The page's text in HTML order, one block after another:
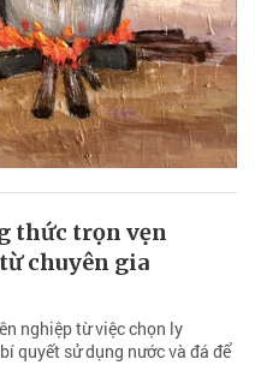
thức trọn vẹn
chuyên gia
nghiệp từ việc chọn ly
quyết sử dụng nước và đá để